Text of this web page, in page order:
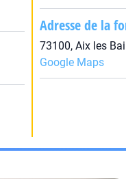
Adresse de la
73100, Aix les
Google Maps